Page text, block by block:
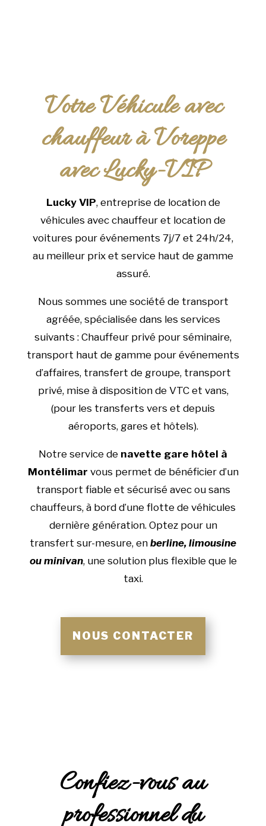
Votre Véhicule avec
chauffeur à Voreppe
avec Lucky-VIP
Lucky VIP, entreprise de location de
véhicules avec chauffeur et location de
voitures pour événements 7j/7 et 24h/24,
au meilleur prix et service haut de gamme
assuré.
Nous sommes une société de transport
agréée, spécialisée dans les services
suivants : Chauffeur privé pour séminaire,
transport haut de gamme pour événements
d’affaires, transfert de groupe, transport
privé, mise à disposition de VTC et vans,
(pour les transferts vers et depuis
aéroports, gares et hôtels).
Notre service de navette gare hôtel à
Montélimar vous permet de bénéficier d’un
transport fiable et sécurisé avec ou sans
chauffeurs, à bord d’une flotte de véhicules
dernière génération. Optez pour un
transfert sur-mesure, en berline, limousine
ou minivan, une solution plus flexible que le
taxi.
NOUS CONTACTER
Confiez-vous au
professionnel du